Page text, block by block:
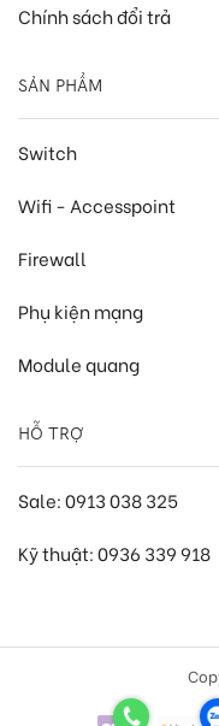
Chính sách đổi trả
SẢN PHẨM
Switch
Wifi - Accesspoint
Firewall
Phụ kiện mạng
Module quang
HỖ TRỢ
Sale: 0913 038 325
Kỹ thuật: 0936 339 918